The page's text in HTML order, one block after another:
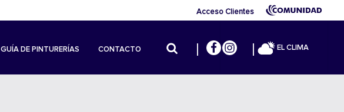
Acceso Clientes
GUÍA DE PINTURERÍAS CONTACTO EL CLIMA